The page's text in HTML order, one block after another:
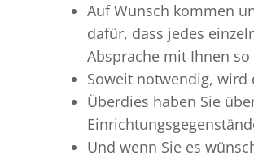
Auf Wunsch kommen
dafür, dass jedes
Absprache mit Ihnen
Soweit notwendig, wird
Überdies haben Sie
Und wenn Sie es